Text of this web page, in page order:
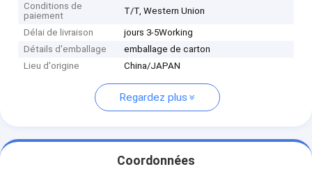
Conditions de
paiement
T/T, Western Union
Délai de livraison
jours 3-5Working
Détails d'emballage
emballage de carton
Lieu d'origine
China/JAPAN
Regardez plus
Coordonnées